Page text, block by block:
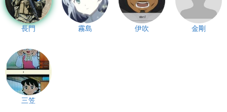
長門 霧島 伊吹 金剛
三笠